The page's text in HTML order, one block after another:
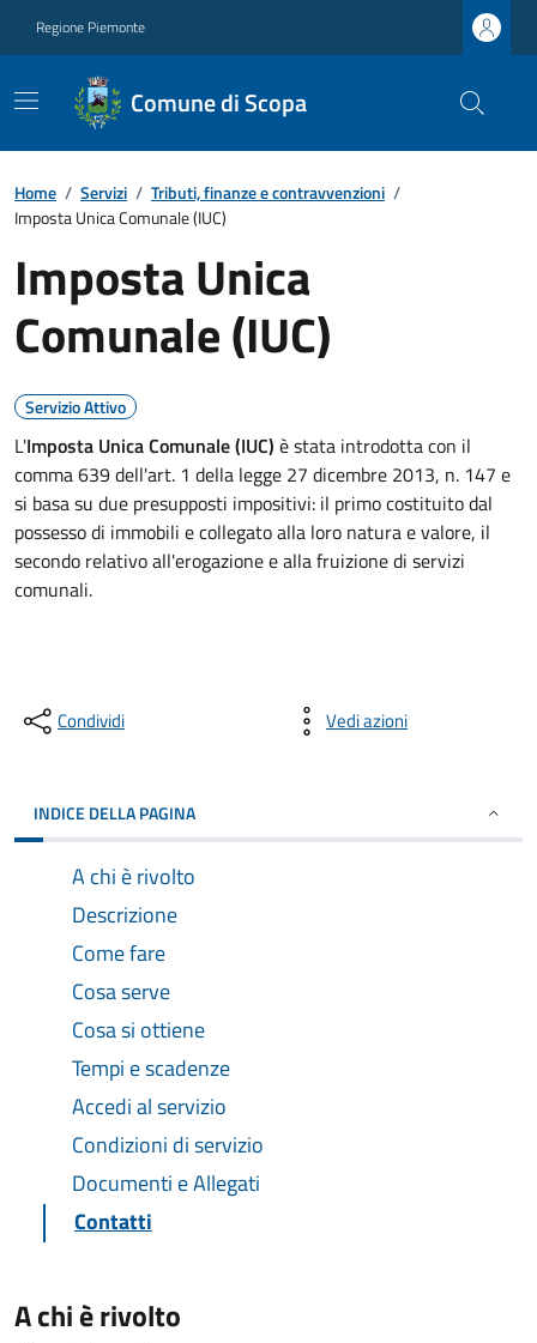
Regione Piemonte
Comune di Scopa
Home / Servizi / Tributi, finanze e contravvenzioni /
Imposta Unica Comunale (IUC)
Imposta Unica
Comunale (IUC)
Servizio Attivo
L'Imposta Unica Comunale (IUC) è stata introdotta con il
comma 639 dell'art. 1 della legge 27 dicembre 2013, n. 147 e
si basa su due presupposti impositivi: il primo costituito dal
possesso di immobili e collegato alla loro natura e valore, il
secondo relativo all'erogazione e alla fruizione di servizi
comunali.
Condividi Vedi azioni
INDICE DELLA PAGINA
A chi è rivolto
Descrizione
Come fare
Cosa serve
Cosa si ottiene
Tempi e scadenze
Accedi al servizio
Condizioni di servizio
Documenti e Allegati
Contatti
A chi è rivolto